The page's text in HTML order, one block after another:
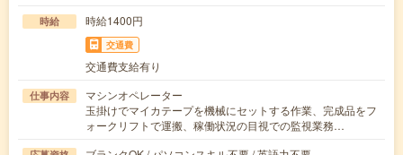
時給 時給1400円
交通費
交通費支給有り
仕事内容
マシンオペレーター
玉掛けでマイカテープを機械にセットする作業、完成品をフ
ォークリフトで運搬、稼働状況の目視での監視業務…